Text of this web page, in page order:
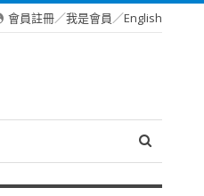
會員註冊／我是會員／English